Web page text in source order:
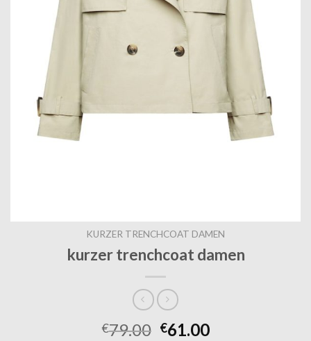
KURZER TRENCHCOAT DAMEN
kurzer trenchcoat damen
€79.00 €61.00